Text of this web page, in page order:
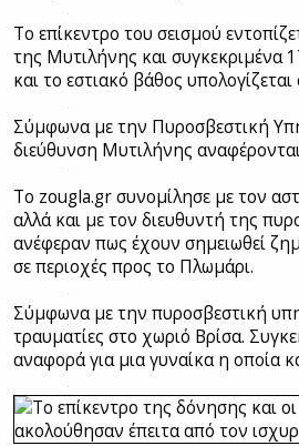
Το επίκεντρο του σεισμού
της Μυτιλήνης και συγκεκριμένα
και το εστιακό βάθος
Σύμφωνα με την Πυροσβεστική
διεύθυνση Μυτιλήνης αναφέρονται
Το zougla.gr συνομίλησε με τον
αλλά και με τον διευθυντή της
ανέφεραν πως έχουν σημειωθεί
σε περιοχές προς το Πλωμάρι.
Σύμφωνα με την πυροσβεστική
τραυματίες στο χωριό Βρίσα.
αναφορά για μια γυναίκα η οποία